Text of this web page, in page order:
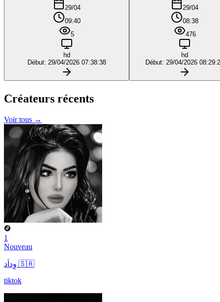
29/04
09:40
5
hd
Début: 29/04/2026 07:38:38
29/04
08:38
476
hd
Début: 29/04/2026
Créateurs récents
Voir tous →
1
Nouveau
وِداَد 🇸🇦
tiktok